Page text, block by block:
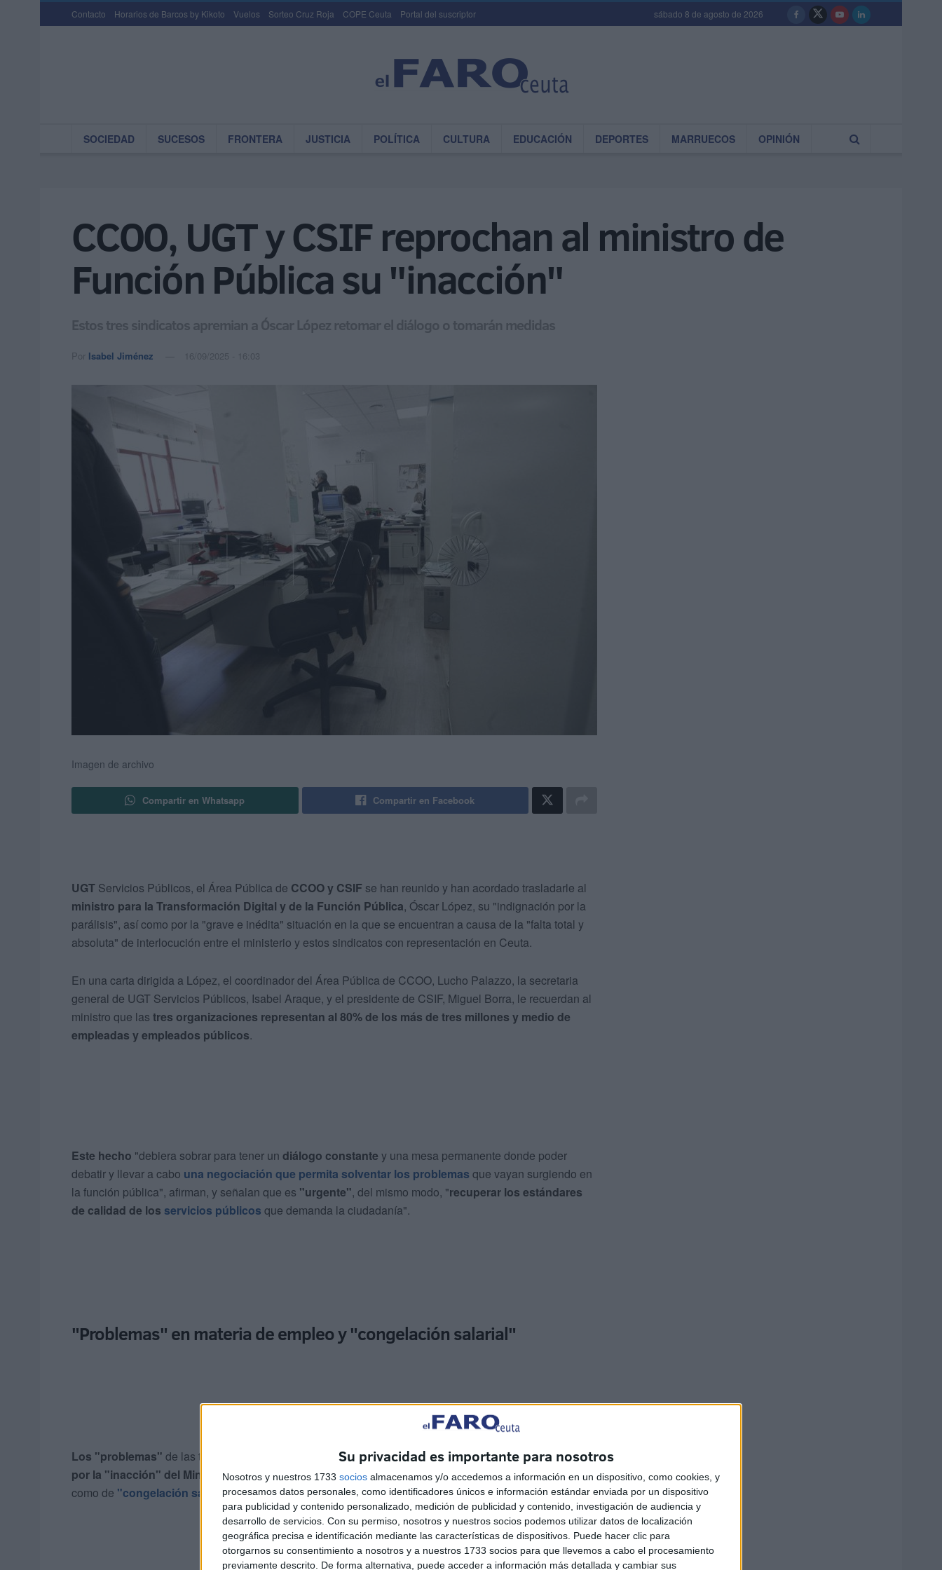
Su privacidad es importante para nosotros
Nosotros y nuestros 1733 socios almacenamos y/o accedemos a información en un dispositivo, como cookies, y
procesamos datos personales, como identificadores únicos e información estándar enviada por un dispositivo
para publicidad y contenido personalizado, medición de publicidad y contenido, investigación de audiencia y
desarrollo de servicios. Con su permiso, nosotros y nuestros socios podemos utilizar datos de localización
geográfica precisa e identificación mediante las características de dispositivos. Puede hacer clic para
otorgarnos su consentimiento a nosotros y a nuestros 1733 socios para que llevemos a cabo el procesamiento
previamente descrito. De forma alternativa, puede acceder a información más detallada y cambiar sus
Contacto Horarios de Barcos by Kikoto Vuelos Sorteo Cruz Roja COPE Ceuta Portal del suscriptor sábado 8 de agosto de 2026
SOCIEDAD SUCESOS FRONTERA JUSTICIA POLÍTICA CULTURA EDUCACIÓN DEPORTES MARRUECOS OPINIÓN
CCOO, UGT y CSIF reprochan al ministro de
Función Pública su "inacción"
Estos tres sindicatos apremian a Óscar López retomar el diálogo o tomarán medidas
Por Isabel Jiménez 16/09/2025 - 16:03
Imagen de archivo
Compartir en Whatsapp Compartir en Facebook
UGT Servicios Públicos, el Área Pública de CCOO y CSIF se han reunido y han acordado trasladarle al
ministro para la Transformación Digital y de la Función Pública, Óscar López, su "indignación por la
parálisis", así como por la "grave e inédita" situación en la que se encuentran a causa de la "falta total y
absoluta" de interlocución entre el ministerio y estos sindicatos con representación en Ceuta.
En una carta dirigida a López, el coordinador del Área Pública de CCOO, Lucho Palazzo, la secretaria
general de UGT Servicios Públicos, Isabel Araque, y el presidente de CSIF, Miguel Borra, le recuerdan al
ministro que las tres organizaciones representan al 80% de los más de tres millones y medio de
empleadas y empleados públicos.
Este hecho "debiera sobrar para tener un diálogo constante y una mesa permanente donde poder
debatir y llevar a cabo una negociación que permita solventar los problemas que vayan surgiendo en
la función pública", afirman, y señalan que es "urgente", del mismo modo, "recuperar los estándares
de calidad de los servicios públicos que demanda la ciudadanía".
"Problemas" en materia de empleo y "congelación salarial"
Los "problemas" de las trabajadoras y trabajadores del ámbito de lo público "no dejan de agravarse"
por la "inacción" del Ministeriopara resolver asuntos "muy preocupantes", tanto en materia de empleo
como de "congelación salarial",recalcan CSIF, UGT y CCOO.